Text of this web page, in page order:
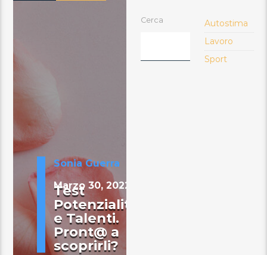
Sonia Guerra
Marzo 30, 2022
Test
Potenzialità
e Talenti.
Pront@ a
scoprirli?
Cerca
Autostima
Lavoro
Sport